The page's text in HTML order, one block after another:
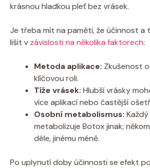
krásnou hladkou pleť bez vrásek.
Je třeba mít na paměti, že účinnost a
lišit v závislosti na několika faktorech:
Metoda aplikace: Zkušenost
klíčovou roli.
Tíže vrásek: Hlubší vrásky
více aplikací nebo častější
Osobní metabolismus:
metabolizuje Botox jinak;
déle, jinému méně.
Po uplynutí doby účinnosti se efekt